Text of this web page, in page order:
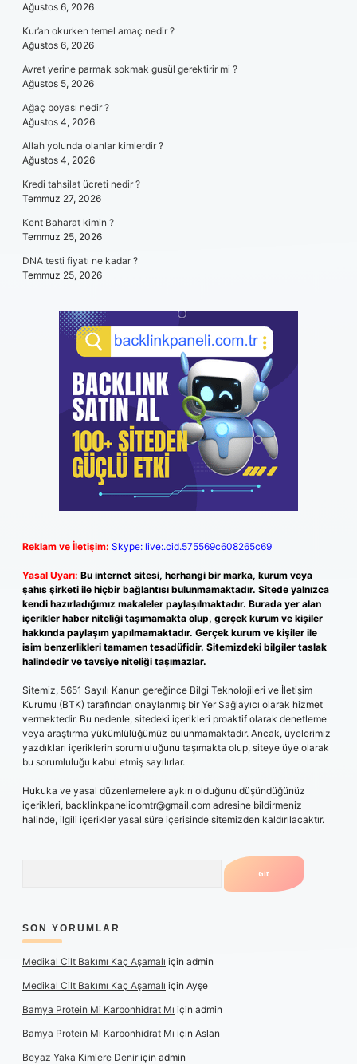
Ağustos 6, 2026
Kur’an okurken temel amaç nedir ?
Ağustos 6, 2026
Avret yerine parmak sokmak gusül gerektirir mi ?
Ağustos 5, 2026
Ağaç boyası nedir ?
Ağustos 4, 2026
Allah yolunda olanlar kimlerdir ?
Ağustos 4, 2026
Kredi tahsilat ücreti nedir ?
Temmuz 27, 2026
Kent Baharat kimin ?
Temmuz 25, 2026
DNA testi fiyatı ne kadar ?
Temmuz 25, 2026
Reklam ve İletişim: Skype: live:.cid.575569c608265c69
Yasal Uyarı: Bu internet sitesi, herhangi bir marka, kurum veya
şahıs şirketi ile hiçbir bağlantısı bulunmamaktadır. Sitede yalnızca
kendi hazırladığımız makaleler paylaşılmaktadır. Burada yer alan
içerikler haber niteliği taşımamakta olup, gerçek kurum ve kişiler
hakkında paylaşım yapılmamaktadır. Gerçek kurum ve kişiler ile
isim benzerlikleri tamamen tesadüfidir. Sitemizdeki bilgiler taslak
halindedir ve tavsiye niteliği taşımazlar.
Sitemiz, 5651 Sayılı Kanun gereğince Bilgi Teknolojileri ve İletişim
Kurumu (BTK) tarafından onaylanmış bir Yer Sağlayıcı olarak hizmet
vermektedir. Bu nedenle, sitedeki içerikleri proaktif olarak denetleme
veya araştırma yükümlülüğümüz bulunmamaktadır. Ancak, üyelerimiz
yazdıkları içeriklerin sorumluluğunu taşımakta olup, siteye üye olarak
bu sorumluluğu kabul etmiş sayılırlar.
Hukuka ve yasal düzenlemelere aykırı olduğunu düşündüğünüz
içerikleri, backlinkpanelicomtr@gmail.com adresine bildirmeniz
halinde, ilgili içerikler yasal süre içerisinde sitemizden kaldırılacaktır.
SON YORUMLAR
Medikal Cilt Bakımı Kaç Aşamalı için admin
Medikal Cilt Bakımı Kaç Aşamalı için Ayşe
Bamya Protein Mi Karbonhidrat Mı için admin
Bamya Protein Mi Karbonhidrat Mı için Aslan
Beyaz Yaka Kimlere Deniriçin admin